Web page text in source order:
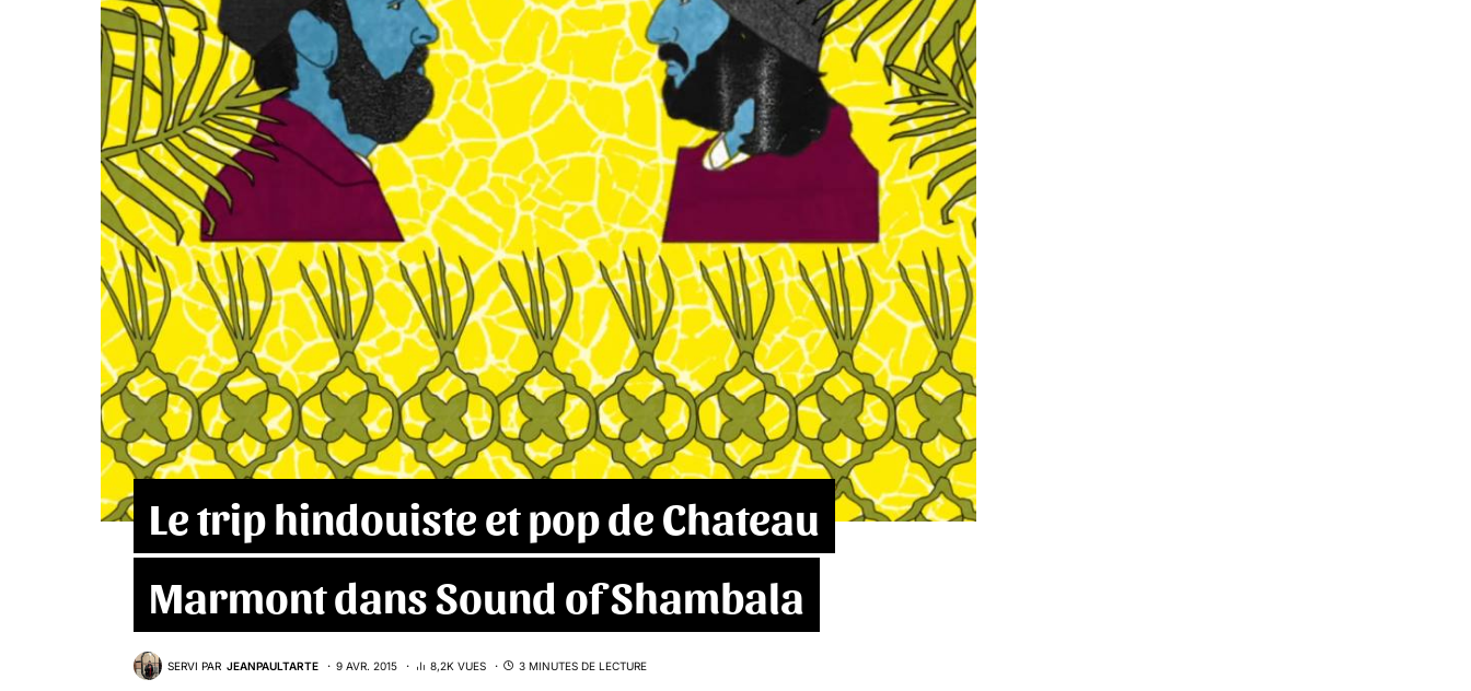
Le trip hindouiste et pop de Chateau
Marmont dans Sound of Shambala
SERVI PAR JEANPAULTARTE 9 AVR. 2015 8,2K VUES 3 MINUTES DE LECTURE